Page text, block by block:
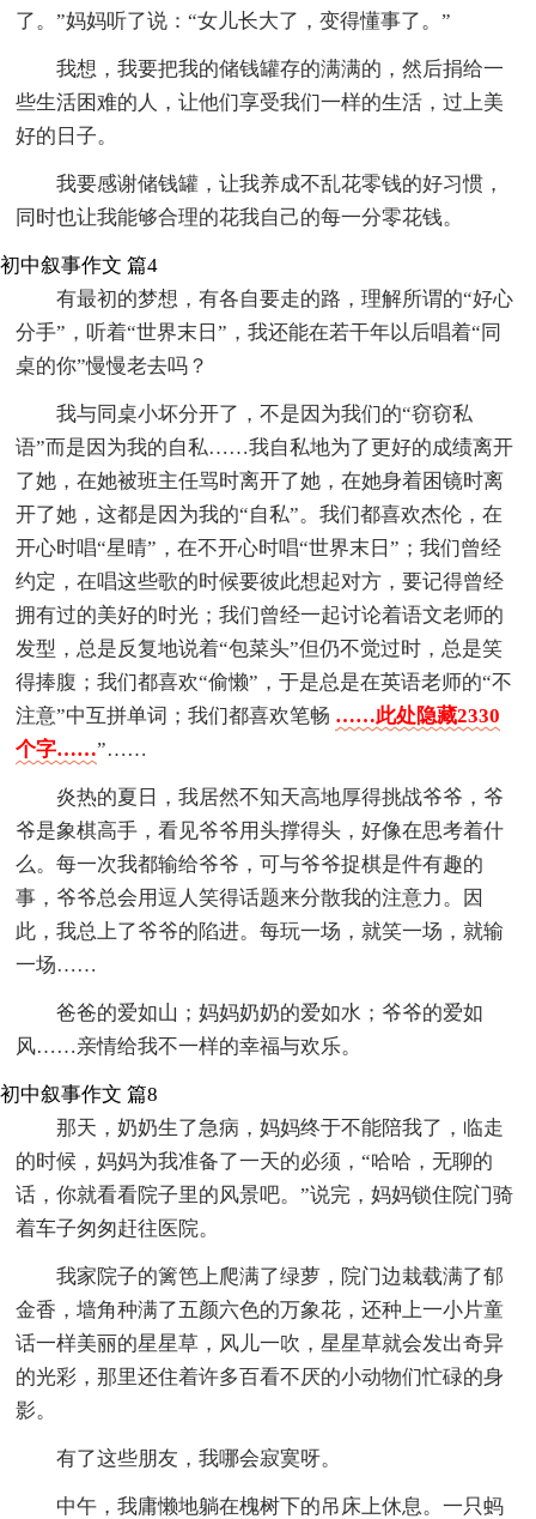
了。”妈妈听了说：“女儿长大了，变得懂事了。”
我想，我要把我的储钱罐存的满满的，然后捐给一
些生活困难的人，让他们享受我们一样的生活，过上美
好的日子。
我要感谢储钱罐，让我养成不乱花零钱的好习惯，
同时也让我能够合理的花我自己的每一分零花钱。
初中叙事作文 篇4
有最初的梦想，有各自要走的路，理解所谓的“好心
分手”，听着“世界末日”，我还能在若干年以后唱着“同
桌的你”慢慢老去吗？
我与同桌小坏分开了，不是因为我们的“窃窃私
语”而是因为我的自私……我自私地为了更好的成绩离开
了她，在她被班主任骂时离开了她，在她身着困镜时离
开了她，这都是因为我的“自私”。我们都喜欢杰伦，在
开心时唱“星晴”，在不开心时唱“世界末日”；我们曾经
约定，在唱这些歌的时候要彼此想起对方，要记得曾经
拥有过的美好的时光；我们曾经一起讨论着语文老师的
发型，总是反复地说着“包菜头”但仍不觉过时，总是笑
得捧腹；我们都喜欢“偷懒”，于是总是在英语老师的“不
注意”中互拼单词；我们都喜欢笔畅 ……此处隐藏2330
个字……”……
炎热的夏日，我居然不知天高地厚得挑战爷爷，爷
爷是象棋高手，看见爷爷用头撑得头，好像在思考着什
么。每一次我都输给爷爷，可与爷爷捉棋是件有趣的
事，爷爷总会用逗人笑得话题来分散我的注意力。因
此，我总上了爷爷的陷进。每玩一场，就笑一场，就输
一场……
爸爸的爱如山；妈妈奶奶的爱如水；爷爷的爱如
风……亲情给我不一样的幸福与欢乐。
初中叙事作文 篇8
那天，奶奶生了急病，妈妈终于不能陪我了，临走
的时候，妈妈为我准备了一天的必须，“哈哈，无聊的
话，你就看看院子里的风景吧。”说完，妈妈锁住院门骑
着车子匆匆赶往医院。
我家院子的篱笆上爬满了绿萝，院门边栽载满了郁
金香，墙角种满了五颜六色的万象花，还种上一小片童
话一样美丽的星星草，风儿一吹，星星草就会发出奇异
的光彩，那里还住着许多百看不厌的小动物们忙碌的身
影。
有了这些朋友，我哪会寂寞呀。
中午，我庸懒地躺在槐树下的吊床上休息。一只蚂